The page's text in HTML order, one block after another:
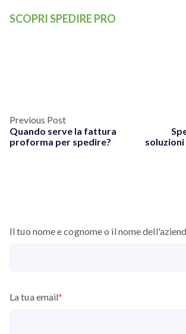
SCOPRI SPEDIRE PRO
Previous Post
Quando serve la fattura
proforma per spedire?
Il tuo nome e cognome o il nome
La tua email*